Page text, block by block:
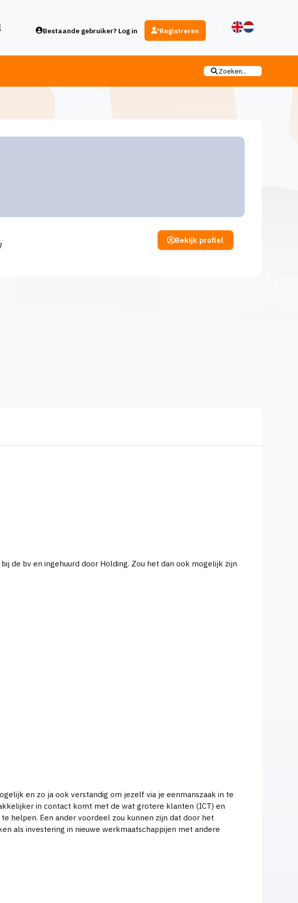
Bestaande gebruiker? Log in Registreren
Zoeken...
Bekijk profiel
de bv en ingehuurd door Holding. Zou het dan ook mogelijk zijn
en zo ja ook verstandig om jezelf via je eenmanszaak in te
in contact komt met de wat grotere klanten (ICT) en
helpen. Een ander voordeel zou kunnen zijn dat door het
als investering in nieuwe werkmaatschappijen met andere